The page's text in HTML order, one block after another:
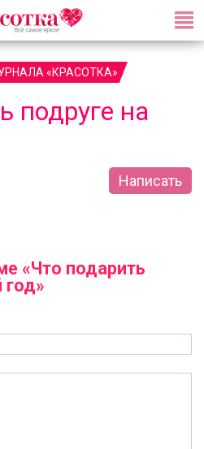
«КРАСОТКА»
подруге на
Написать
«Что подарить
год»